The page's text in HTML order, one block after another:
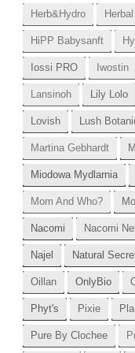
Herb&Hydro
HiPP Babysanft
Iossi PRO Iwostin
Lansinoh Lily Lolo
Lovish Lush
Martina Gebhardt
Miodowa Mydlarnia
Mom And Who?
Nacomi Nacomi
Najel Natural
Oillan OnlyBio
Phyt's Pixie
Pure By Clochee